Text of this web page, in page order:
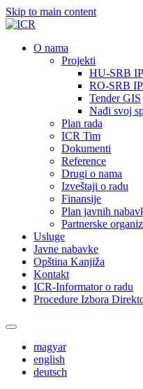
Skip to main content
О nama
Projekti
HU-SRB
RO-SRB
Tender GIS
Nađi svoj
Plan rada
ICR Tim
Dokumenti
Reference
Drugi o nama
Izveštaji o radu
Finansije
Plan javnih
Partnerske
Usluge
Javne nabavke
Opština Kanjiža
Kontakt
ICR-Informator o radu
Procedure Izbora
magyar
english
deutsch